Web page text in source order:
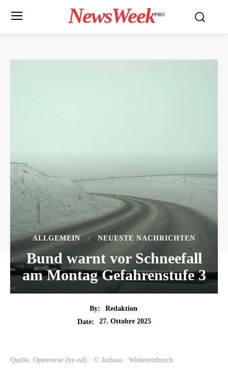
NewsWeekPRO
ALLGEMEIN NEUESTE NACHRICHTEN
Bund warnt vor Schneefall
am Montag Gefahrenstufe 3
By:
Redaktion
Date:
27. Ottobre 2025
Quelle: Openverse (by-nd) · © Jorbasa · Wintereinbruch